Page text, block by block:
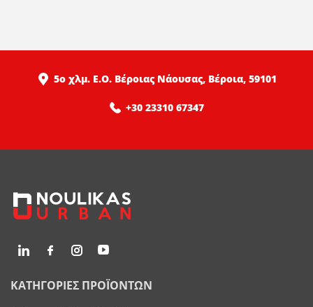
5ο χλμ. Ε.Ο. Βέροιας Νάουσας, Βέροια, 59101
+30 23310 67347
ΚΑΤΗΓΟΡΙΕΣ ΠΡΟΪΟΝΤΩΝ